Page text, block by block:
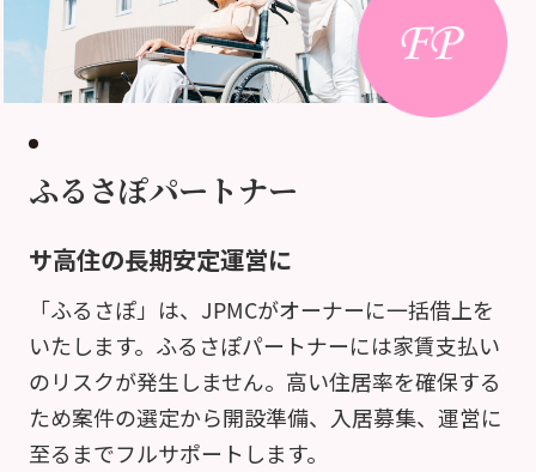
ふるさぽパートナー
サ高住の長期安定運営に
「ふるさぽ」は、JPMCがオーナーに一括借上を
いたします。ふるさぽパートナーには家賃支払い
のリスクが発生しません。高い住居率を確保する
ため案件の選定から開設準備、入居募集、運営に
至るまでフルサポートします。